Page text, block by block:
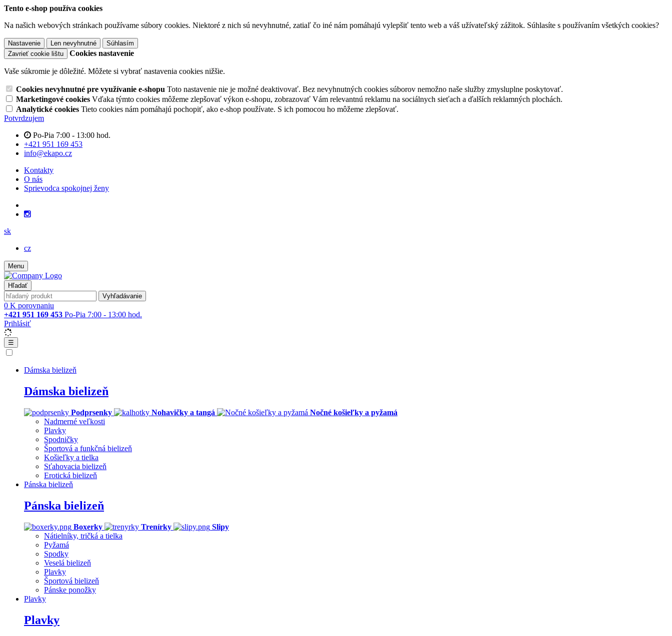
Tento e-shop používa cookies
Na našich webových stránkach používame súbory cookies. Niektoré z nich sú nevyhnutné, zatiaľ čo iné nám pomáhajú vylepšiť tento web a váš užívateľský zážitok. Súhlasíte s používaním všetkých cookies?
Nastavenie Len nevyhnutné
Súhlasím
Zavrieť cookie lištu
Cookies nastavenie
Vaše súkromie je dôležité. Môžete si vybrať nastavenia cookies nižšie.
Cookies nevyhnutné pre využívanie e-shopu Toto nastavenie nie je možné deaktivovať. Bez nevyhnutných cookies súborov nemožno naše služby zmysluplne poskytovať.
Marketingové cookies Vďaka týmto cookies môžeme zlepšovať výkon e-shopu, zobrazovať Vám relevantnú reklamu na sociálnych sieťach a ďalších reklamných plochách.
Analytické cookies Tieto cookies nám pomáhajú pochopiť, ako e-shop používate. S ich pomocou ho môžeme zlepšovať.
Potvrdzujem
Po-Pia 7:00 - 13:00 hod.
+421 951 169 453
info@ekapo.cz
Kontakty
O nás
Sprievodca spokojnej ženy
sk
cz
Menu
Hľadať
Vyhľadávanie
0 K porovnaniu
+421 951 169 453 Po-Pia 7:00 - 13:00 hod.
Prihlásiť
☰
Dámska bielizeň
Dámska bielizeň
Podprsenky Nohavičky a tangá
Nočné košieľky a pyžamá
Nadmerné veľkosti
Plavky
Spodničky
Športová a funkčná bielizeň
Košieľky a tielka
Sťahovacia bielizeň
Erotická bielizeň
Pánska bielizeň
Pánska bielizeň
Boxerky Trenírky
Slipy
Nátielníky, tričká a tielka
Pyžamá
Spodky
Veselá bielizeň
Plavky
Športová bielizeň
Pánske ponožky
Plavky
Plavky